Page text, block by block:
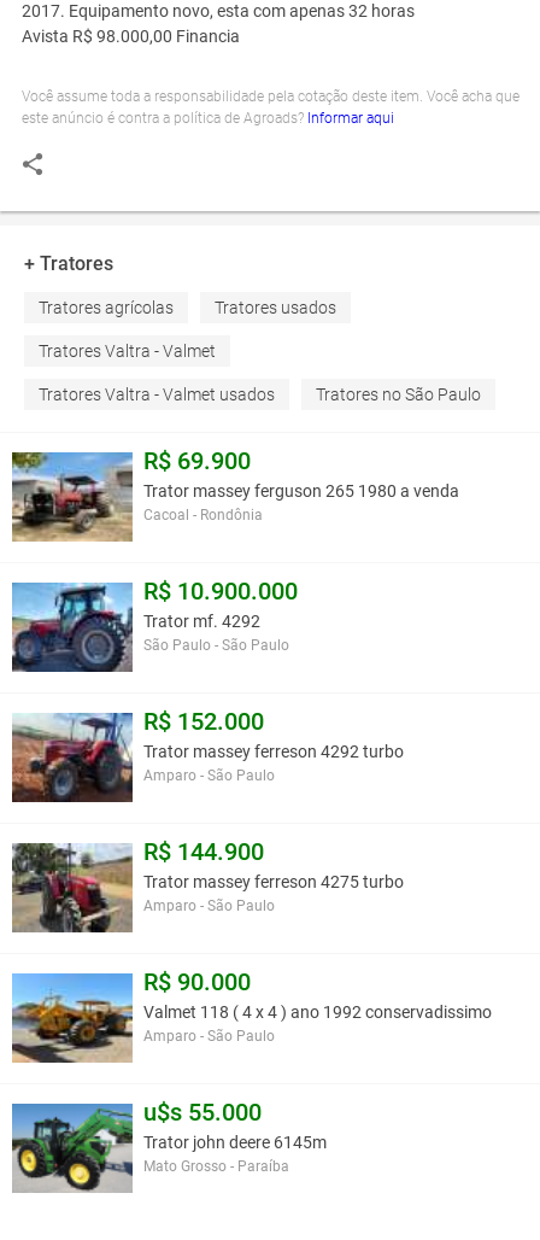
2017. Equipamento novo, esta com apenas 32 horas
Avista R$ 98.000,00 Financia
Você assume toda a responsabilidade pela cotação deste item. Você acha que
este anúncio é contra a política de Agroads? Informar aqui
+ Tratores
Tratores agrícolas Tratores usados
Tratores Valtra - Valmet
Tratores Valtra - Valmet usados Tratores no São Paulo
R$ 69.900
Trator massey ferguson 265 1980 a venda
Cacoal - Rondônia
R$ 10.900.000
Trator mf. 4292
São Paulo - São Paulo
R$ 152.000
Trator massey ferreson 4292 turbo
Amparo - São Paulo
R$ 144.900
Trator massey ferreson 4275 turbo
Amparo - São Paulo
R$ 90.000
Valmet 118 ( 4 x 4 ) ano 1992 conservadissimo
Amparo - São Paulo
u$s 55.000
Trator john deere 6145m
Mato Grosso - Paraíba